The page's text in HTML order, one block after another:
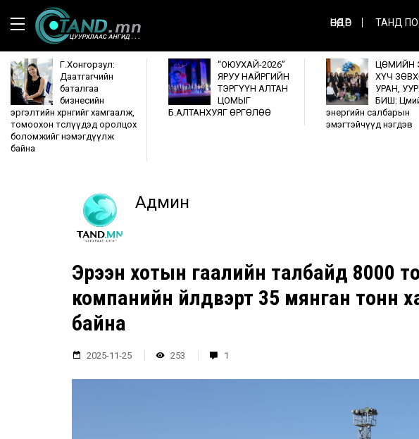
ӨНӨӨДӨР ТАНД
Г.Хонгорзул:
Даатгагчийн
баталгаа
бизнесийн
эргэлтийн хөрөнгийг хамгаалж,
томоохон төслүүдэд оролцох
боломжийг нэмэгдүүлж
байна
“ОЮУХАЙ-2026”
ЯРУУ НАЙРГИЙН
ТЭРГҮҮН АЛТАН
ЦОМЫГ
Б.АЛТАНХУЯГ ӨРГӨЛӨӨ
ЦӨМИЙН
ХҮЧ
УРАН,
БИШ:
энергийн салбарын
эмэгтэйчүүд нэгдэв
Админ
Эрээн хотын гаалийн талбайд 8000
компанийн үйлдвэрт 35 мянган тонн
байна
2025-11-25 253 1